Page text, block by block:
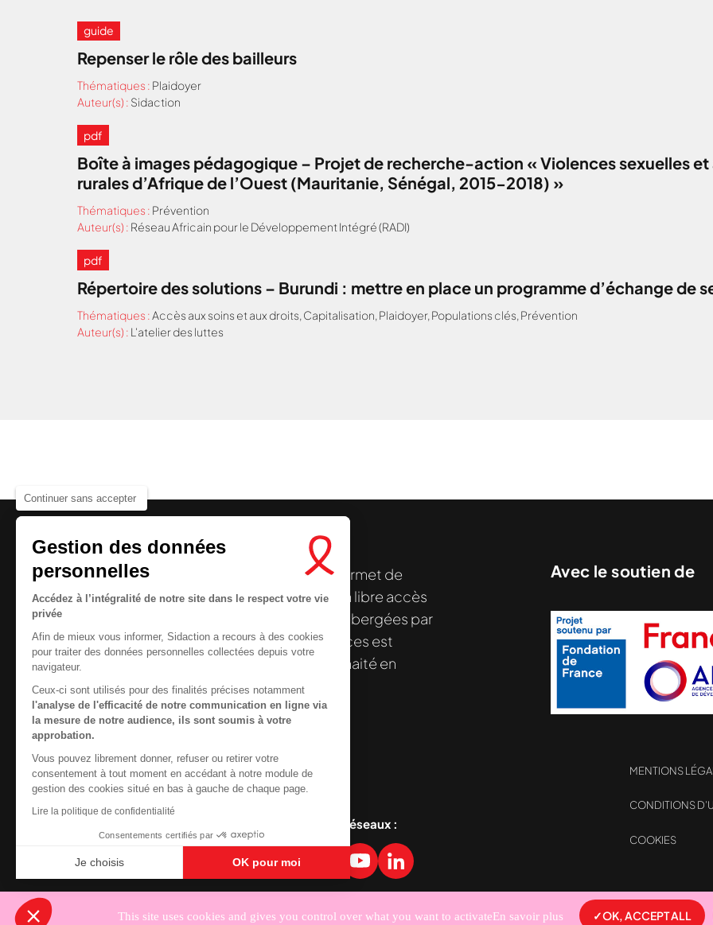
Continuer sans accepter
Gestion des données
personnelles
Accédez à l’intégralité de notre site dans le respect votre vie
privée
Afin de mieux vous informer, Sidaction a recours à des cookies
pour traiter des données personnelles collectées depuis votre
navigateur.
Ceux-ci sont utilisés pour des finalités précises notamment
l'analyse de l'efficacité de notre communication en ligne via
la mesure de notre audience, ils sont soumis à votre
approbation.
Vous pouvez librement donner, refuser ou retirer votre
consentement à tout moment en accédant à notre module de
gestion des cookies situé en bas à gauche de chaque page.
Lire la politique de confidentialité
Consentements certifiés par
Je choisis OK pour moi
Plateforme de Gestion du Consentement : Personnalisez vos Options
Notre plateforme vous permet d'adapter et de gérer vos paramètres de confidentialité, en garantissant la
guide
Repenser le rôle des bailleurs
Thématiques : Plaidoyer
Auteur(s) : Sidaction
pdf
Boîte à images pédagogique – Projet de recherche-action « Violences sexuelles
rurales d’Afrique de l’Ouest (Mauritanie, Sénégal, 2015-2018) »
Thématiques : Prévention
Auteur(s) : Réseau Africain pour le Développement Intégré (RADI)
pdf
Répertoire des solutions – Burundi : mettre en place un programme d’échange de
Thématiques :Accès aux soins et aux droits, Capitalisation, Plaidoyer, Populations clés, Prévention
Auteur(s) : L'atelier des luttes
Le centre de ressources de Sidactionpermet de
disposer de ressources francophones en libre accès
. À l’origine, hébergées par
la Plateforme ELSA, le Centre de ressources est
désormais gérée par Sidaction qui a souhaité en
reprendre le pilotage.
Avec le soutien de
Contactez-nous
Newsletter
Nous suivre sur les réseaux :
MENTIONS
CONDITIONS
COOKIES
This site uses cookies and gives you control over what you want to activateEn savoir plus OK, ACCEPT ALL